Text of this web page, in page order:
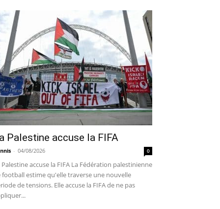
Palestine accuse la FIFA
- 04/08/2026 0
Palestine accuse la FIFA La Fédération palestinienne
football estime qu'elle traverse une nouvelle
de tensions. Elle accuse la FIFA de ne pas